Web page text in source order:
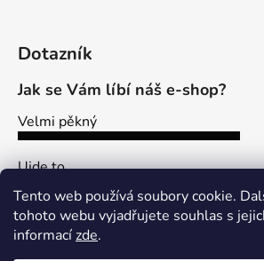
Tento web používá soubory cookie.
tohoto webu vyjadřujete souhlas s
informacízde.
Dotazník
Jak se Vám líbí náš e-shop?
Velmi pěkný
Ujde to
Nelíbí se mi